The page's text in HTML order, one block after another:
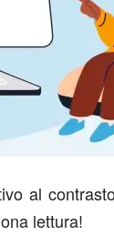
al
lettura!